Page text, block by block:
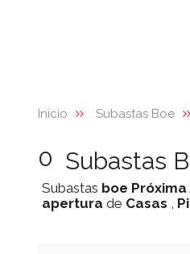
Inicio Subastas Boe
0 Subastas
Subastas boe
apertura de Casas ,